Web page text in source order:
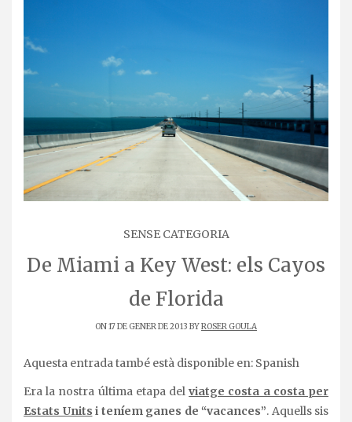
SENSE CATEGORIA
De Miami a Key West: els Cayos
de Florida
ON 17 DE GENER DE 2013 BYROSER GOULA
Aquesta entrada també està disponible en: Spanish
Era la nostra última etapa delviatge costa a costa per
Estats Units i teníem ganes de “vacances”. Aquells sis